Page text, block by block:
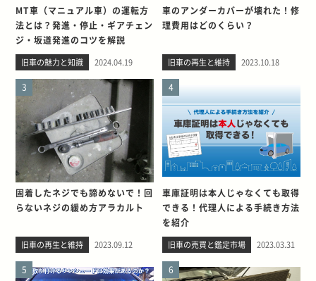
MT車（マニュアル車）の運転方
法とは？発進・停止・ギアチェン
ジ・坂道発進のコツを解説
旧車の魅力と知識 2024.04.19
車のアンダーカバーが壊れた！修
理費用はどのくらい？
旧車の再生と維持 2023.10.18
3
固着したネジでも諦めないで！回
らないネジの緩め方アラカルト
旧車の再生と維持 2023.09.12
4
車庫証明は本人じゃなくても取得
できる！代理人による手続き方法
を紹介
旧車の売買と鑑定市場 2023.03.31
5 6